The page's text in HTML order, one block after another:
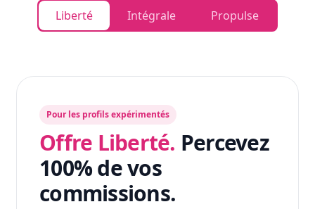
Liberté Intégrale Propulse
Pour les profils expérimentés
Offre Liberté. Percevez
100% de vos
commissions.